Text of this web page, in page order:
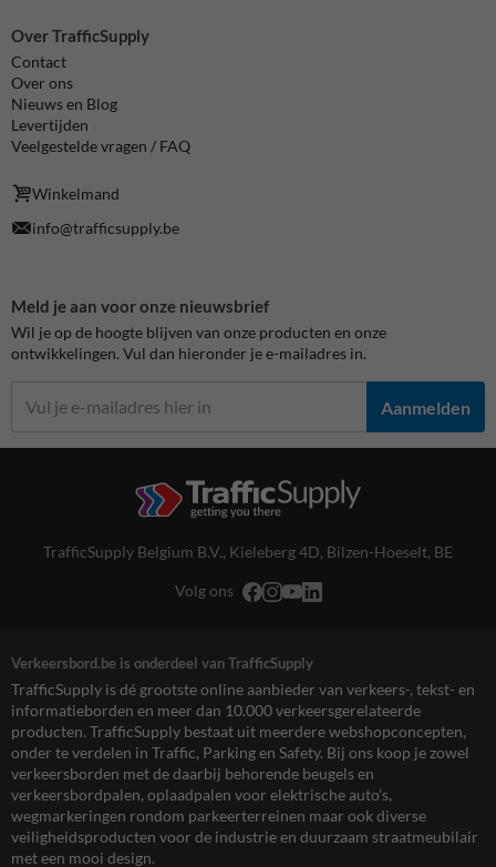
Over TrafficSupply
Contact
Over ons
Nieuws en Blog
Levertijden
Veelgestelde vragen / FAQ
Winkelmand
info@trafficsupply.be
Meld je aan voor onze nieuwsbrief
Wil je op de hoogte blijven van onze producten en onze
ontwikkelingen. Vul dan hieronder je e-mailadres in.
Aanmelden
TrafficSupply Belgium B.V., Kieleberg 4D, Bilzen-Hoeselt, BE
Volg ons
Verkeersbord.be is onderdeel van TrafficSupply
TrafficSupply is dé grootste online aanbieder van verkeers-, tekst- en
informatieborden en meer dan 10.000 verkeersgerelateerde
producten. TrafficSupply bestaat uit meerdere webshopconcepten,
onder te verdelen in Traffic, Parking en Safety. Bij ons koop je zowel
verkeersborden met de daarbij behorende beugels en
verkeersbordpalen, oplaadpalen voor elektrische auto’s,
wegmarkeringen rondom parkeerterreinen maar ook diverse
veiligheidsproducten voor de industrie en duurzaam straatmeubilair
met een mooi design.